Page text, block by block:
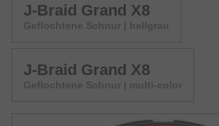
J-Braid Grand X8
Geflochtene Schnur | hellgrau
J-Braid Grand X8
Geflochtene Schnur | multi-color